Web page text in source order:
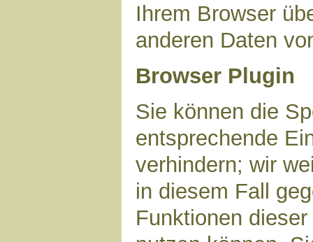
Ihrem Browser
anderen Daten
Browser Plugin
Sie können die
entsprechende
verhindern; wir
in diesem Fall
Funktionen